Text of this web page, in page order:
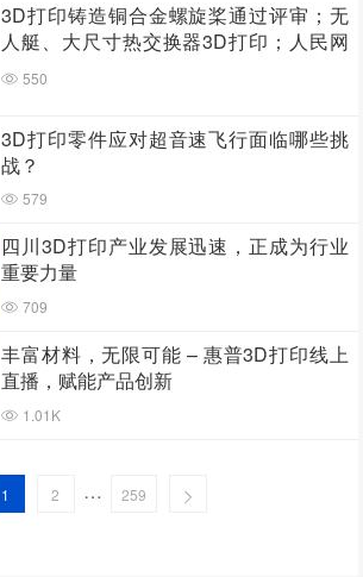
3D打印铸造铜合金螺旋桨通过评审；无
人艇、大尺寸热交换器3D打印；人民网
报道两家3D打印企业
550
3D打印零件应对超音速飞行面临哪些挑
战？
579
四川3D打印产业发展迅速，正成为行业
重要力量
709
丰富材料，无限可能 – 惠普3D打印线上
直播，赋能产品创新
1.01K
1 2 … 259